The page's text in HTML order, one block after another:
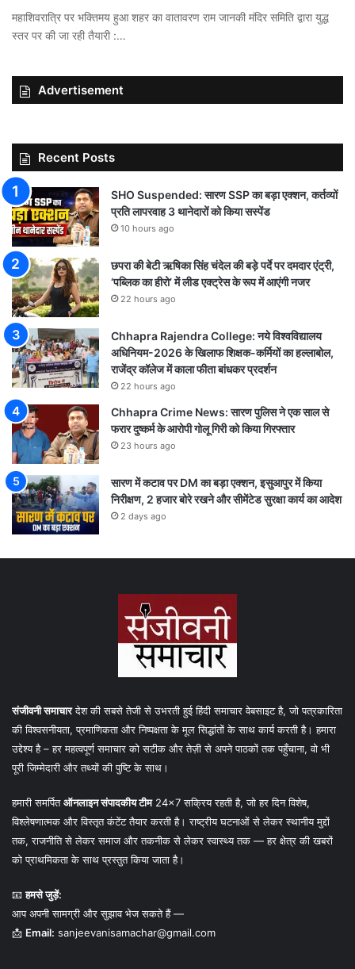
महाशिवरात्रि पर भक्तिमय हुआ शहर का वातावरण राम जानकी मंदिर समिति द्वारा युद्ध
स्तर पर की जा रही तैयारी :…
Advertisement
Recent Posts
SHO Suspended: सारण SSP का बड़ा एक्शन, कर्तव्यों
प्रति लापरवाह 3 थानेदारों को किया सस्पेंड
10 hours ago
छपरा की बेटी ऋषिका सिंह चंदेल की बड़े पर्दे पर दमदार एंट्री,
‘पब्लिक का हीरो’ में लीड एक्ट्रेस के रूप में आएंगी नजर
22 hours ago
Chhapra Rajendra College: नये विश्वविद्यालय
अधिनियम-2026 के खिलाफ शिक्षक-कर्मियों का हल्लाबोल,
राजेंद्र कॉलेज में काला फीता बांधकर प्रदर्शन
22 hours ago
Chhapra Crime News: सारण पुलिस ने एक साल से
फरार दुष्कर्म के आरोपी गोलू गिरी को किया गिरफ्तार
23 hours ago
सारण में कटाव पर DM का बड़ा एक्शन, इसुआपुर में किया
निरीक्षण, 2 हजार बोरे रखने और सीमेंटेड सुरक्षा कार्य का आदेश
2 days ago
संजीवनी समाचारदेश की सबसे तेजी से उभरती हुई हिंदी समाचार वेबसाइट है, जो पत्रकारिता
की विश्वसनीयता, प्रमाणिकता और निष्पक्षता के मूल सिद्धांतों के साथ कार्य करती है। हमारा
उद्देश्य है – हर महत्वपूर्ण समाचार को सटीक और तेज़ी से अपने पाठकों तक पहुँचाना, वो भी
पूरी जिम्मेदारी और तथ्यों की पुष्टि के साथ।
हमारी समर्पितऑनलाइन संपादकीय टीम24×7 सक्रिय रहती है, जो हर दिन विशेष,
विश्लेषणात्मक और विस्तृत कंटेंट तैयार करती है। राष्ट्रीय घटनाओं से लेकर स्थानीय मुद्दों
तक, राजनीति से लेकर समाज और तकनीक से लेकर स्वास्थ्य तक — हर क्षेत्र की खबरों
को प्राथमिकता के साथ प्रस्तुत किया जाता है।
📧हमसे जुड़ें:
आप अपनी सामग्री और सुझाव भेज सकते हैं —
📩 Email: sanjeevanisamachar@gmail.com